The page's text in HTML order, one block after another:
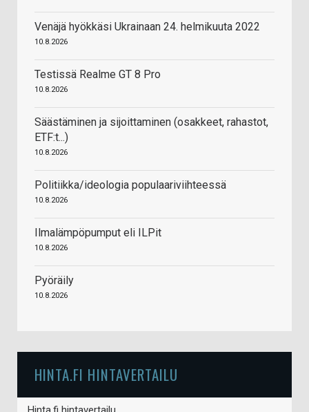
Venäjä hyökkäsi Ukrainaan 24. helmikuuta 2022
10.8.2026
Testissä Realme GT 8 Pro
10.8.2026
Säästäminen ja sijoittaminen (osakkeet, rahastot,
ETF:t...)
10.8.2026
Politiikka/ideologia populaariviihteessä
10.8.2026
Ilmalämpöpumput eli ILPit
10.8.2026
Pyöräily
10.8.2026
HINTA.FI HINTAVERTAILU